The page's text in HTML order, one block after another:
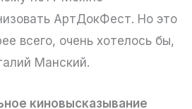
АртДокФест. Но это
всего, очень хотелось бы,
Манский.
киновысказывание